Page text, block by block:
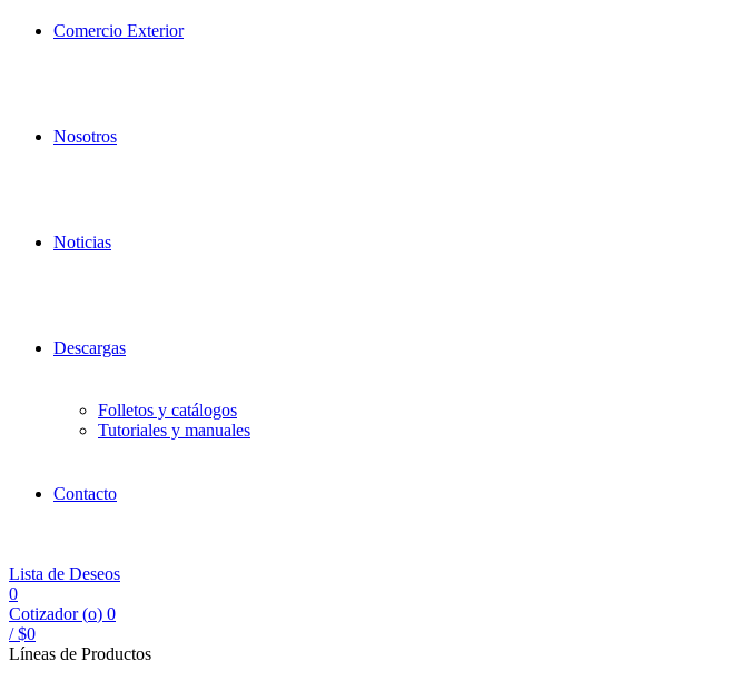
Comercio Exterior
Nosotros
Noticias
Descargas
Folletos y catálogos
Tutoriales y manuales
Contacto
Lista de Deseos
0
Cotizador (o) 0
/ $0
Líneas de Productos